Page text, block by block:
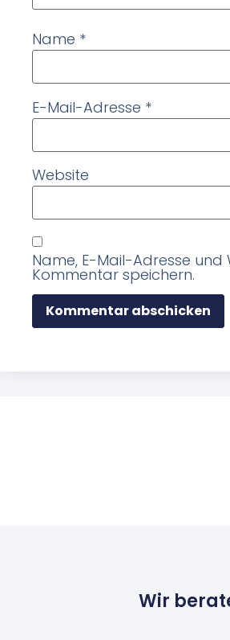
Name *
E-Mail-Adresse *
Website
Name, E-Mail-Adresse
Kommentar speichern.
Wir